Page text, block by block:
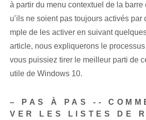
à partir du menu contextuel de la barre
u’ils ne soient pas toujours activés par
mple de les activer en suivant
article, nous expliquerons le
vous puissiez tirer le meilleur parti de
utile de Windows 10.
– PAS À PAS --
VER LES LISTES DE